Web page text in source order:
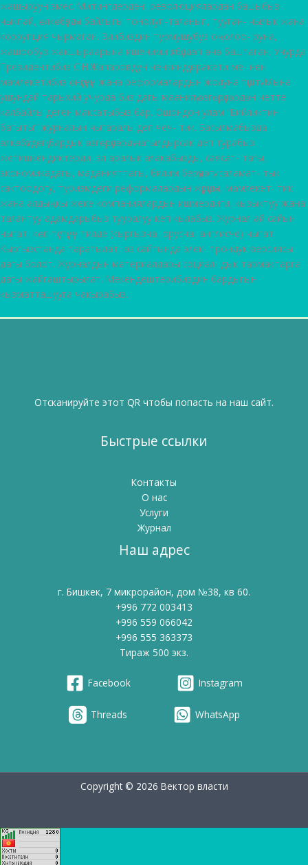
жашыруун эмес. Митингдерден, революциялардан башыбыз
чыкпай, өлкөбүздүн байлыгы тонолуп-таланып, тууган- чылык жана
коррупция чырмаган. Элибиздин турмушубуз оңолоо- руна,
жашообуз жакшыраарына ишеними үлбүлдөп өчө баштаган. Учурда
Президентибиз С.Н.Жапаровдун чечкиндүү аракети ме- нен
мамлекетибиз өнүгүүнүн жана реформалардын жолуна түштү. Мына
ушундай тарыхий учурда биз дагы маанилүү өзгөрүүлөрдөн четте
калбайлы деген максатыбыз бар. Ошондон улам “Бийликтин
багыты” журналын чыгаралы деп чеч- тик. Басылмабызда
өлкөбүздөгү бардык өзгөрүүлөрдү чагылдырсак деп турабыз:
жетишкендиктерди, эл аралык алакабызды, саясат- тагы,
экономикадагы, маданияттагы, билим берүүдөгү, саламат- тык
сактоодогу, туризмдеги реформалардын жүрүшүн, мамлекет- тик
жана алдыңкы жеке компаниялардын ишмердиги, кызыктуу жана
талантуу адамдарыбыз тууралуу кеп кылабыз. Журнал ай сайын
чыгат, көп түстүү, үч тилде (кыргызча, орусча, англисче) чыгат.
Кыргызстанда таратылат, өз сайтында элек- трондук версиясы
дагы болот. Журналдын материалдары социал- дык тармактарга
дагы жайгаштырылат. Мекендештерибиздин бардыгын
кызматташууга чакырабыз.
Отсканируйте этот QR чтобы попасть на наш сайт.
Быстрые ссылки
Контакты
О нас
Услуги
Журнал
Наш адрес
г. Бишкек, 7 микрорайон, дом №38, кв 60.
+996 772 003413
+996 559 066042
+996 555 363373
Тираж 500 экз.
Facebook Instagram
Threads WhatsApp
Copyright © 2026 Вектор власти